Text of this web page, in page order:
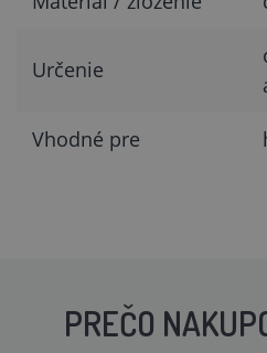
Určenie
Vhodné pre
PREČO